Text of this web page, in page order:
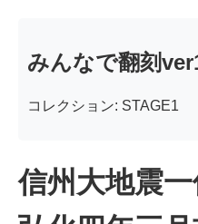
みんなで翻刻
コレクション: STAGE1
信州大地震